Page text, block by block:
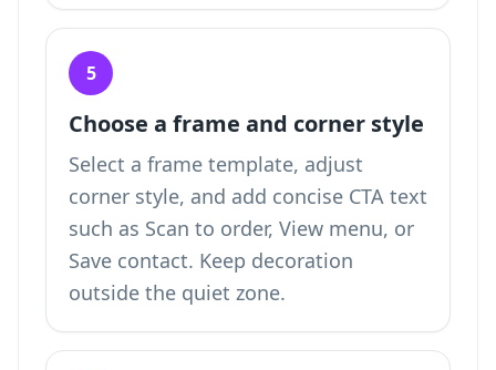
5
Choose a frame and corner style
Select a frame template, adjust
corner style, and add concise CTA text
such as Scan to order, View menu, or
Save contact. Keep decoration
outside the quiet zone.